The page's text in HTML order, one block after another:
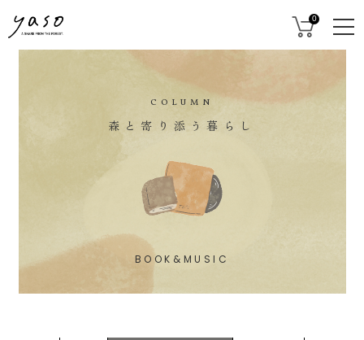
0
COLUMN
森と寄り添う暮らし
BOOK&MUSIC